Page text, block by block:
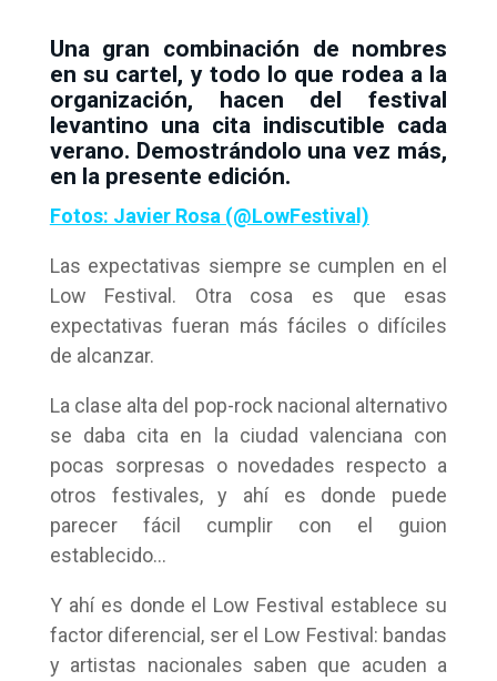
Una gran combinación de nombres
en su cartel, y todo lo que rodea a la
organización, hacen del festival
levantino una cita indiscutible cada
verano. Demostrándolo una vez más,
en la presente edición.
Fotos: Javier Rosa (@LowFestival)
Las expectativas siempre se cumplen en el
Low Festival. Otra cosa es que esas
expectativas fueran más fáciles o difíciles
de alcanzar.
La clase alta del pop-rock nacional alternativo
se daba cita en la ciudad valenciana con
pocas sorpresas o novedades respecto a
otros festivales, y ahí es donde puede
parecer fácil cumplir con el guion
establecido…
Y ahí es donde el Low Festival establece su
factor diferencial, ser el Low Festival: bandas
y artistas nacionales saben que acuden a